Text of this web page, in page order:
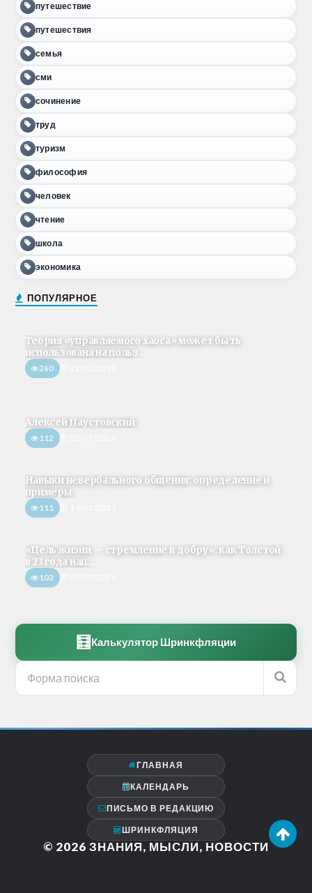
путешествие
путешествия
семья
сми
сочинение
труд
туризм
философия
человек
чтение
школа
экономика
ПОПУЛЯРНОЕ
Теория «управляемого хаоса» может быть
использована на польз...
260
Алексей Паустовский
112
Навыки невербального общения: определение и
примеры
111
«Цель жизни — стремление к добру»: как Толстой
в 23 года нап...
103
🧮 Калькулятор Шринкфляции
ГЛАВНАЯ
КАЛЕНДАРЬ
ПИСЬМО В РЕДАКЦИЮ
ШРИНКФЛЯЦИЯ
© 2026 ЗНАНИЯ, МЫСЛИ, НОВОСТИ